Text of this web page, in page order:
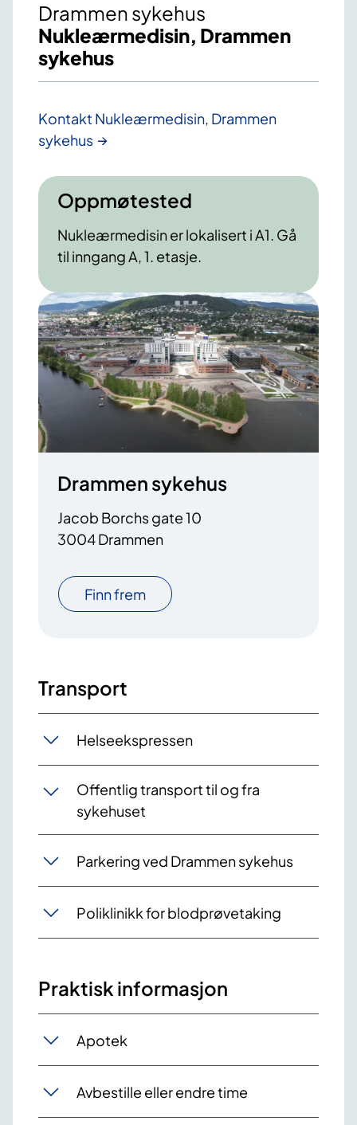
Drammen sykehus
Nukleærmedisin, Drammen
sykehus
Kontakt Nukleærmedisin, Drammen
sykehus
Oppmøtested
Nukleærmedisin er lokalisert i A1. Gå
til inngang A, 1. etasje.
Drammen sykehus
Jacob Borchs gate 10
3004 Drammen
Finn frem
Transport
Helseekspressen
Offentlig transport til og fra
sykehuset
Parkering ved Drammen sykehus
Poliklinikk for blodprøvetaking
Praktisk informasjon
Apotek
Avbestille eller endre time